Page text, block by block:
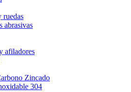
ruedas
abrasivas
afiladores
Zincado
304